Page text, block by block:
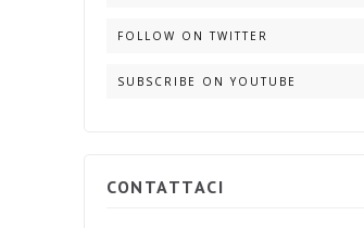
FOLLOW ON TWITTER
SUBSCRIBE ON YOUTUBE
CONTATTACI